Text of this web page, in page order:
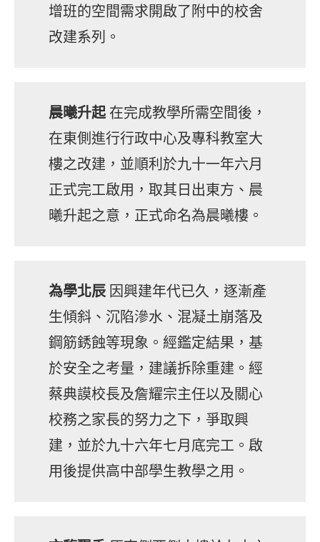
增班的空間需求開啟了附中的校舍
改建系列。
晨曦升起在完成教學所需空間後，
在東側進行行政中心及專科教室大
樓之改建，並順利於九十一年六月
正式完工啟用，取其日出東方、晨
曦升起之意，正式命名為晨曦樓。
為學北辰因興建年代已久，逐漸產
生傾斜、沉陷滲水、混凝土崩落及
鋼筋銹蝕等現象。經鑑定結果，基
於安全之考量，建議拆除重建。經
蔡典謨校長及詹耀宗主任以及關心
校務之家長的努力之下，爭取興
建，並於九十六年七月底完工。啟
用後提供高中部學生教學之用。